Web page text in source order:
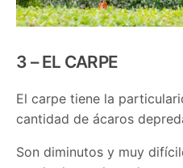
3 – EL CARPE
El carpe tiene la
cantidad de ácaros
Son diminutos y muy